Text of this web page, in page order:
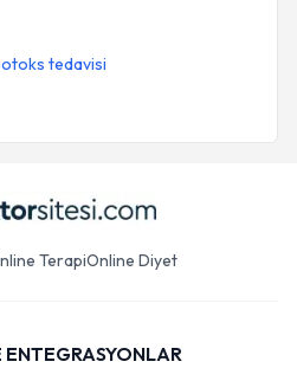
tedavisi
TerapiOnline Diyet
ENTEGRASYONLAR